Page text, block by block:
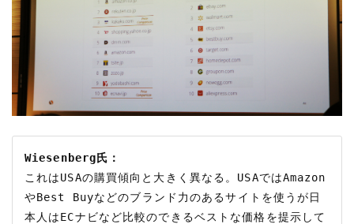
Wiesenberg氏：
これはUSAの購買傾向と大きく異なる。USAではAmazon
やBest Buyなどのブランド力のあるサイトを使うが日
本人はECナビなど比較のできるベストな価格を提示して